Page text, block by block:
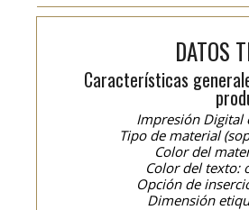
DATOS
Características
Impresión Digital
Tipo de material
Color del
Color del texto:
Opción de
Dimensión